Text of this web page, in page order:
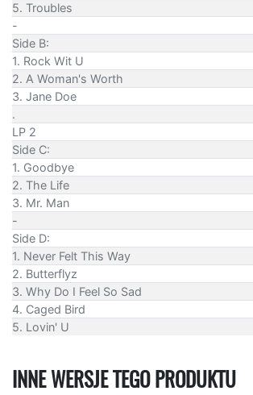
5. Troubles
-
Side B:
1. Rock Wit U
2. A Woman's Worth
3. Jane Doe
.
LP 2
Side C:
1. Goodbye
2. The Life
3. Mr. Man
-
Side D:
1. Never Felt This Way
2. Butterflyz
3. Why Do I Feel So Sad
4. Caged Bird
5. Lovin' U
INNE WERSJE TEGO PRODUKTU